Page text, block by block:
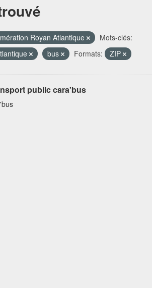
Royan Atlantique
Mots-clés:
bus Formats: ZIP
public cara'bus